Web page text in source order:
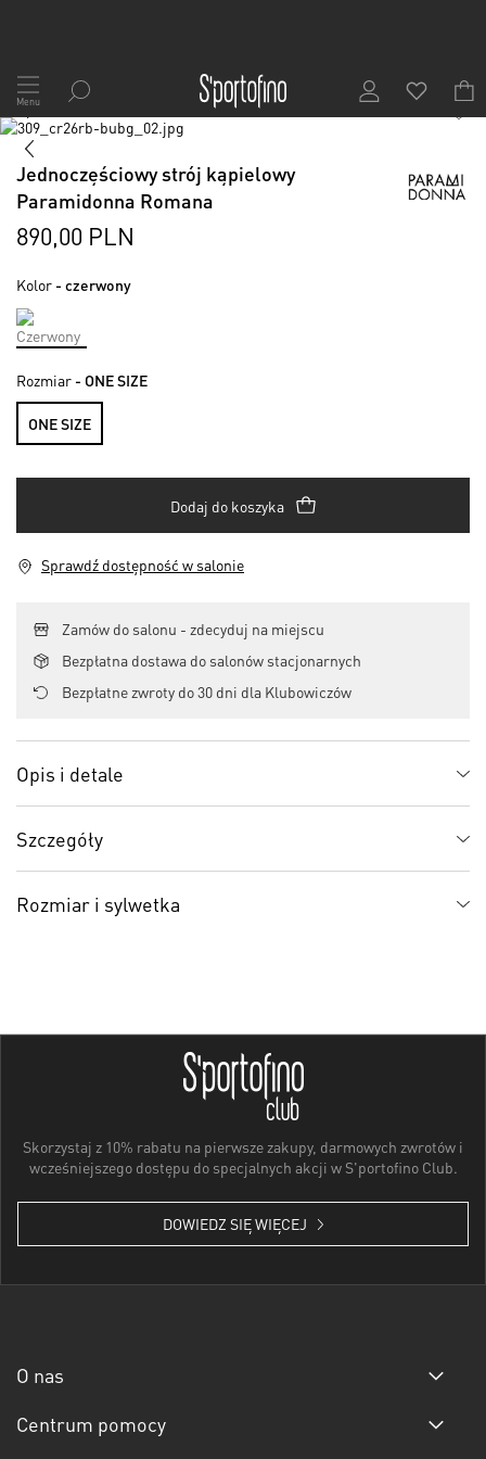
Przejdź
do
treści
Menu
Skip
end
the
images
1/6
Skip
the
beginning
the
gallery
Jednoczęściowy strój kąpielowy
Paramidonna Romana
890,00 PLN
Kolor - czerwony
Rozmiar - ONE SIZE
ONE SIZE
Dodaj do koszyka
Sprawdź dostępność w salonie
Zamów do salonu - zdecyduj na miejscu
Bezpłatna dostawa do salonów stacjonarnych
Bezpłatne zwroty do 30 dni dla Klubowiczów
Opis i detale
Szczegóły
Rozmiar i sylwetka
Skorzystaj z 10% rabatu na pierwsze zakupy, darmowych zwrotów i
wcześniejszego dostępu do specjalnych akcji w S'portofino Club.
DOWIEDZ SIĘ WIĘCEJ
O nas
Centrum pomocy